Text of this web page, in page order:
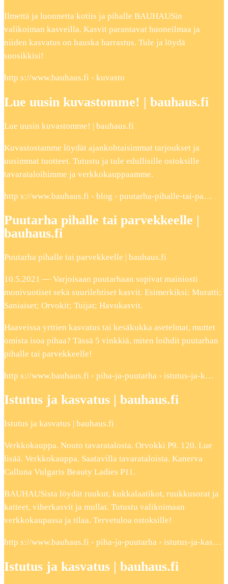
Ilmettä ja luonnetta kotiis ja pihalle BAUHAUSin
valikoiman kasveilla. Kasvit parantavat huoneilmaa ja
niiden kasvatus on hauska harrastus. Tule ja löydä
suosikkisi!
http s://www.bauhaus.fi › kuvasto
Lue uusin kuvastomme! | bauhaus.fi
Lue uusin kuvastomme! | bauhaus.fi
Kuvastostamme löydät ajankohtaisimmat tarjoukset ja
uusimmat tuotteet. Tutustu ja tule edullisille ostoksille
tavarataloihimme ja verkkokauppaamme.
http s://www.bauhaus.fi › blog › puutarha-pihalle-tai-pa…
Puutarha pihalle tai parvekkeelle |
bauhaus.fi
Puutarha pihalle tai parvekkeelle | bauhaus.fi
10.5.2021 — Varjoisaan puutarhaan sopivat mainiosti
monivuotiset sekä suurilehtiset kasvit. Esimerkiksi: Muratti;
Saniaiset; Orvokit; Tuijat; Havukasvit.
Haaveissa yrttien kasvatus tai kesäkukka asetelmat, muttet
omista isoa pihaa? Tässä 5 vinkkiä, miten loihdit puutarhan
pihalle tai parvekkeelle!
http s://www.bauhaus.fi › piha-ja-puutarha › istutus-ja-k…
Istutus ja kasvatus | bauhaus.fi
Istutus ja kasvatus | bauhaus.fi
Verkkokauppa. Nouto tavaratalosta. Orvokki P9. 120. Lue
lisää. Verkkokauppa. Saatavilla tavarataloista. Kanerva
Calluna Vulgaris Beauty Ladies P11.
BAUHAUSista löydät ruukut, kukkalaatikot, ruukkusorat ja
katteet, viherkasvit ja mullat. Tutustu valikoimaan
verkkokaupassa ja tilaa. Tervetuloa ostoksille!
http s://www.bauhaus.fi › piha-ja-puutarha › istutus-ja-kas…
Istutus ja kasvatus | bauhaus.fi